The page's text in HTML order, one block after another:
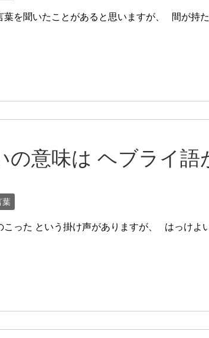
葉を聞いたことがあると思いますが、 間が持
の意味は ヘブライ語
葉
こった という掛け声がありますが、 はっけよ